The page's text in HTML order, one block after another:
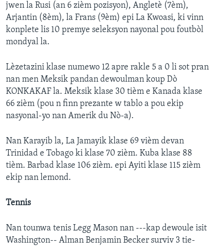
jwen la Rusi (an 6 zièm pozisyon), Angletè (7èm),
Arjantin (8èm), la Frans (9èm) epi La Kwoasi, ki vinn
konplete lis 10 premye seleksyon nayonal pou foutbòl
mondyal la.
Lèzetazini klase numewo 12 apre rakle 5 a 0 li sot pran
nan men Meksik pandan dewoulman koup Dò
KONKAKAF la. Meksik klase 30 tièm e Kanada klase
66 zièm (pou n finn prezante w tablo a pou ekip
nasyonal-yo nan Amerik du Nò-a).
Nan Karayib la, La Jamayik klase 69 vièm devan
Trinidad e Tobago ki klase 70 zièm. Kuba klase 88
tièm. Barbad klase 106 zièm. epi Ayiti klase 115 zièm
ekip nan lemond.
Tennis
Nan tounwa tenis Legg Mason nan ---kap dewoule isit
Washington-- Alman Benjamin Becker surviv 3 tie-